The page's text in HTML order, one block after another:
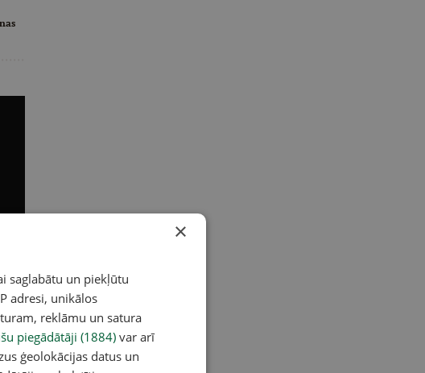
×
saglabātu un piekļūtu
adresi, unikālos
reklāmu un satura
piegādātāji (1884) var arī
ģeolokācijas datus un